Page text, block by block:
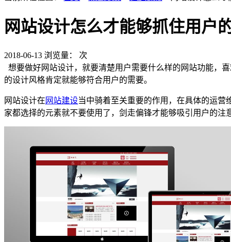
网站设计怎么才能够抓住用户
2018-06-13 浏览量：
次
想要做好网站设计，就要清楚用户需要什么样的网站功能，
的设计风格肯定就能够符合用户的需要。
网站设计在 网站建设当中骑着至关重要的作用，在具体的运
家都选择的元素就不要使用了，剑走偏锋才能够吸引用户的注